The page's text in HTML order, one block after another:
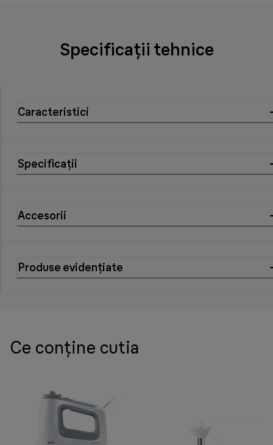
Specificații tehnice
Caracteristici
Specificații
Accesorii
Produse evidențiate
Ce conține cutia